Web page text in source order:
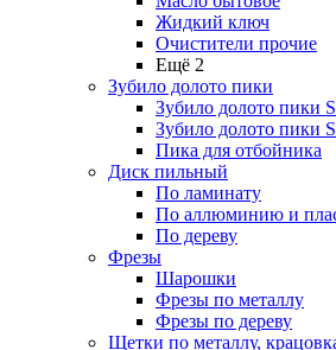
Жидкий ключ
Очистители прочие
Ещё 2
Зубило долото пики
Зубило долото пики
Зубило долото пики
Пика для отбойника
Диск пильный
По ламинату
По аллюминию и
По дереву
Фрезы
Шарошки
Фрезы по металлу
Фрезы по дереву
Щетки по металлу,